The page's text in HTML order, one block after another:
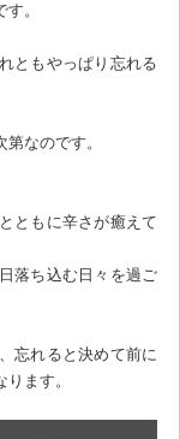
。
ともやっぱり忘れる
なのです。
ともに辛さが癒えて
落ち込む日々を過ご
忘れると決めて前に
ます。